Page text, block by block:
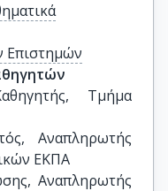
Επιστημών
Τμήμα
Αναπληρωτής
ΕΚΠΑ
Αναπληρωτής